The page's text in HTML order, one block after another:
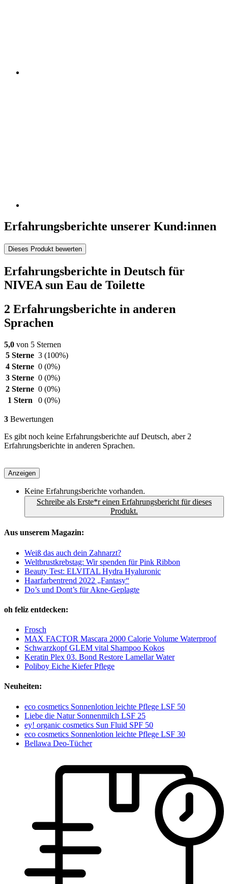
Erfahrungsberichte unserer Kund:innen
Dieses Produkt bewerten
Erfahrungsberichte in Deutsch für
NIVEA sun Eau de Toilette
2 Erfahrungsberichte in anderen
Sprachen
5,0 von 5 Sternen
5 Sterne 3 (100%)
4 Sterne 0 (0%)
3 Sterne 0 (0%)
2 Sterne 0 (0%)
1 Stern
0 (0%)
3 Bewertungen
Es gibt noch keine Erfahrungsberichte auf Deutsch, aber 2
Erfahrungsberichte in anderen Sprachen.
Anzeigen
Keine Erfahrungsberichte vorhanden.
Schreibe als Erste*r einen Erfahrungsbericht für dieses
Produkt.
Aus unserem Magazin:
Weiß das auch dein Zahnarzt?
Weltbrustkrebstag: Wir spenden für Pink Ribbon
Beauty Test: ELVITAL Hydra Hyaluronic
Haarfarbentrend 2022 „Fantasy“
Do’s und Dont’s für Akne-Geplagte
oh feliz entdecken:
Frosch
MAX FACTOR Mascara 2000 Calorie Volume Waterproof
Schwarzkopf GLEM vital Shampoo Kokos
Keratin Plex 03. Bond Restore Lamellar Water
Poliboy Eiche Kiefer Pflege
Neuheiten:
eco cosmetics Sonnenlotion leichte Pflege LSF 50
Liebe die Natur Sonnenmilch LSF 25
ey! organic cosmetics Sun Fluid SPF 50
eco cosmetics Sonnenlotion leichte Pflege LSF 30
Bellawa Deo-Tücher